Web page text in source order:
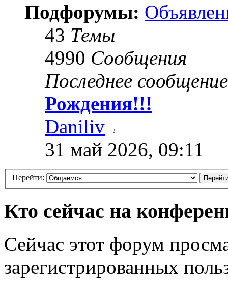
Подфорумы:
43 Темы
4990 Сообщения
Последнее сообщение
Рождения!!!
Daniliv
31 май 2026, 09:11
Перейти:
Кто сейчас на
Сейчас этот форум
зарегистрированных